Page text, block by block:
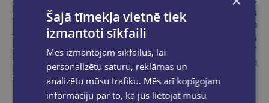
meistarklasē (2019), publicējusies literārajos izdevumos
"Satori", "puncummagazine.lv" un "Domuzīme". 2024. gadā
Valtera Dakšas apgādā klajā nāca debijas krājums "maijas
priedītes pirmais dzejoļu krājums". Romāns “Smags gadījums”
ieguva debijas balvu oriģinālliteratūras konkursā “Vakara
romāns 2025”.
Šajā tīmekļa vietnē tiek
izmantoti sīkfaili
Mēs izmantojam sīkfailus, lai
personalizētu saturu, reklāmas un
analizētu mūsu trafiku. Mēs arī kopīgojam
informāciju par to, kā jūs lietojat mūsu